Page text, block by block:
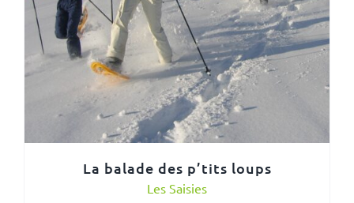
La balade des p’tits loups
Les Saisies